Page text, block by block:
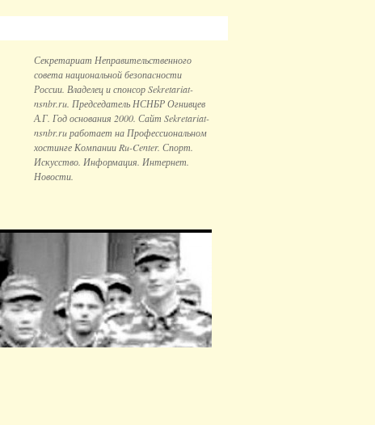
Секретариат Неправительственного
совета национальной безопаcности
России. Владелец и спонсор Sekretariat-
nsnbr.ru. Председатель НСНБР Огнивцев
А.Г. Год основания 2000. Сайт Sekretariat-
nsnbr.ru работает на Профессиональном
хостинге Компании Ru-Center. Спорт.
Искусство. Информация. Интернет.
Новости.